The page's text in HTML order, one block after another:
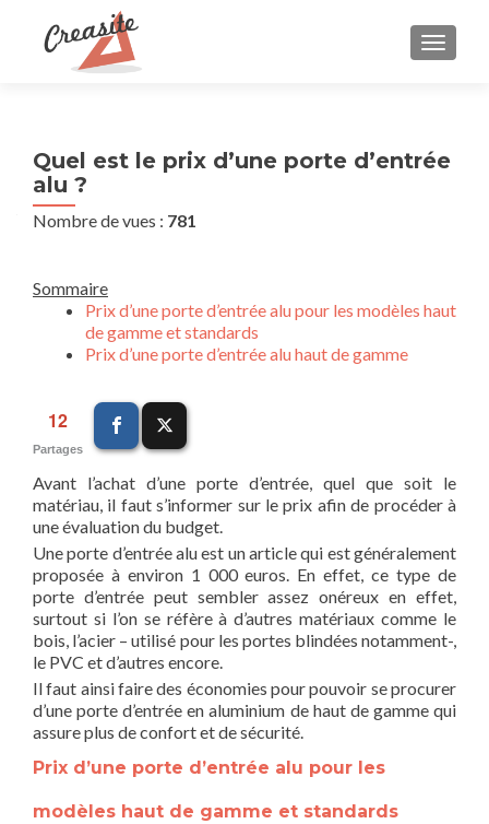
Quel est le prix d’une porte d’entrée
alu ?
Nombre de vues : 781
Sommaire
Prix d’une porte d’entrée alu pour les modèles haut
de gamme et standards
Prix d’une porte d’entrée alu haut de gamme
12
Partages
Avant l’achat d’une porte d’entrée, quel que soit le
matériau, il faut s’informer sur le prix afin de procéder à
une évaluation du budget.
Une porte d’entrée alu est un article qui est généralement
proposée à environ 1 000 euros. En effet, ce type de
porte d’entrée peut sembler assez onéreux en effet,
surtout si l’on se réfère à d’autres matériaux comme le
bois, l’acier – utilisé pour les portes blindées notamment-,
le PVC et d’autres encore.
Il faut ainsi faire des économies pour pouvoir se procurer
d’une porte d’entrée en aluminium de haut de gamme qui
assure plus de confort et de sécurité.
Prix d’une porte d’entrée alu pour les
modèles haut de gamme et standards